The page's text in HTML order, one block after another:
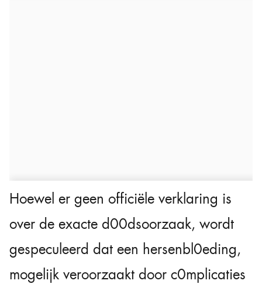
Hoewel er geen officiële verklaring is
over de exacte d00dsoorzaak, wordt
gespeculeerd dat een hersenbl0eding,
mogelijk veroorzaakt door c0mplicaties